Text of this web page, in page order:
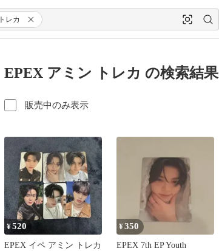
トレカ
EPEX アミン トレカ の検索結果
販売中のみ表示
¥520
EPEX イペ アミン トレカ
¥350
EPEX 7th EP Youth